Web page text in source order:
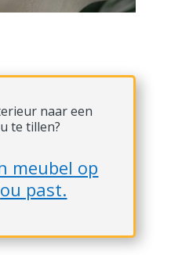
naar een
te tillen?
meubel op
past.